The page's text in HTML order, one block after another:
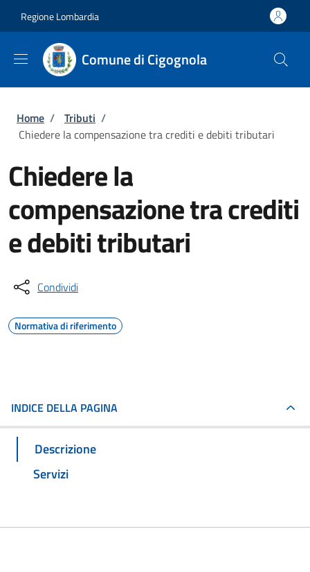
Regione Lombardia
Comune di Cigognola
Briciole di pane
Home / Tributi /
Chiedere la compensazione tra crediti e debiti tributari
Chiedere la
compensazione tra crediti
e debiti tributari
Condividi
Normativa di riferimento
INDICE DELLA PAGINA
Descrizione
Servizi